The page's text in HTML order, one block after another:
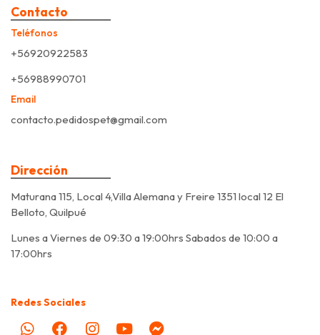
Contacto
Teléfonos
+56920922583
+56988990701
Email
contacto.pedidospet@gmail.com
Dirección
Maturana 115, Local 4,Villa Alemana y Freire 1351 local 12 El
Belloto, Quilpué
Lunes a Viernes de 09:30 a 19:00hrs Sabados de 10:00 a
17:00hrs
Redes Sociales